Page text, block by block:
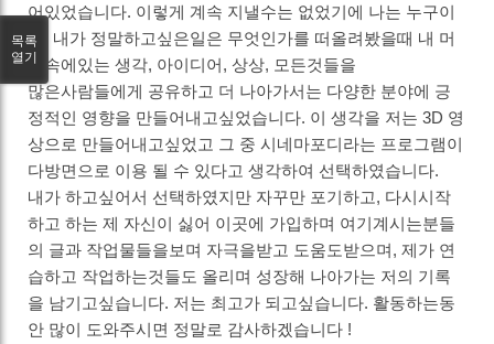
어있었습니다. 이렇게 계속 지낼수는 없었기에 나는 누구이
고, 내가 정말하고싶은일은 무엇인가를 떠올려봤을때 내 머
릿속에있는 생각, 아이디어, 상상, 모든것들을
많은사람들에게 공유하고 더 나아가서는 다양한 분야에 긍
정적인 영향을 만들어내고싶었습니다. 이 생각을 저는 3D 영
상으로 만들어내고싶었고 그 중 시네마포디라는 프로그램이
다방면으로 이용 될 수 있다고 생각하여 선택하였습니다.
내가 하고싶어서 선택하였지만 자꾸만 포기하고, 다시시작
하고 하는 제 자신이 싫어 이곳에 가입하며 여기계시는분들
의 글과 작업물들을보며 자극을받고 도움도받으며, 제가 연
습하고 작업하는것들도 올리며 성장해 나아가는 저의 기록
을 남기고싶습니다. 저는 최고가 되고싶습니다. 활동하는동
안 많이 도와주시면 정말로 감사하겠습니다 !
목록
열기